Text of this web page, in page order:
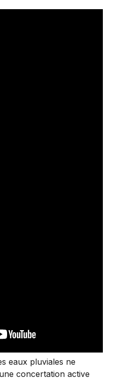
eaux pluviales ne
concertation active